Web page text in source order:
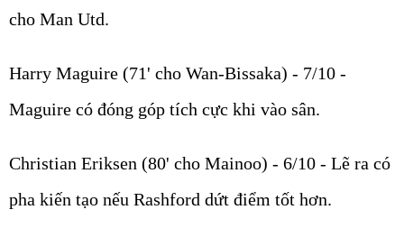
cho Man Utd.
Harry Maguire (71' cho Wan-Bissaka) - 7/10 -
Maguire có đóng góp tích cực khi vào sân.
Christian Eriksen (80' cho Mainoo) - 6/10 - Lẽ ra có
pha kiến tạo nếu Rashford dứt điểm tốt hơn.